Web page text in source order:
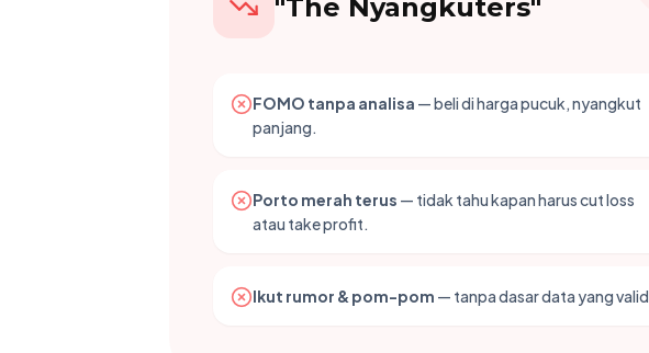
"The Nyangkuters"
FOMO tanpa analisa — beli di harga pucuk, nyangkut
panjang.
Porto merah terus — tidak tahu kapan harus cut loss
atau take profit.
Ikut rumor & pom-pom — tanpa dasar data yang valid.